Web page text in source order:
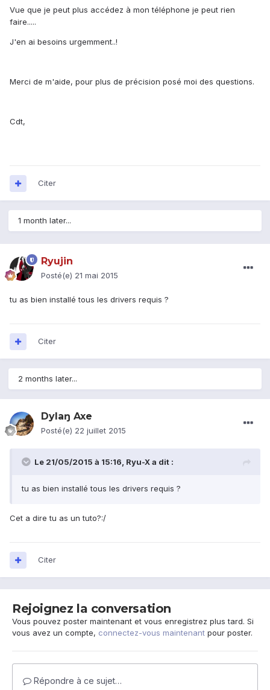
Vue que je peut plus accédez à mon téléphone je peut rien
faire.....
J'en ai besoins urgemment..!
Merci de m'aide, pour plus de précision posé moi des questions.
Cdt,
Citer
1 month later...
Ryujin
Posté(e) 21 mai 2015
tu as bien installé tous les drivers requis ?
Citer
2 months later...
Dylaŋ Axe
Posté(e) 22 juillet 2015
Le 21/05/2015 à 15:16, Ryu-X a dit :
tu as bien installé tous les drivers requis ?
Cet a dire tu as un tuto?:/
Citer
Rejoignez la conversation
Vous pouvez poster maintenant et vous enregistrez plus tard. Si
vous avez un compte, connectez-vous maintenant pour poster.
Répondre à ce sujet…